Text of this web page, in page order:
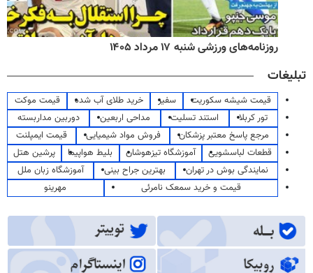
روزنامه‌های ورزشی شنبه ۱۷ مرداد ۱۴۰۵
تبلیغات
قیمت شیشه سکوریت سفیر خرید طلای آب شده
قیمت موکت
تور کربلا
استند تسلیت مداحی اربعین
دوربین مداربسته
مرجع پاسخ معتبر پزشکان
فروش مواد شیمیایی
قیمت ایمپلنت
قطعات لباسشویی
آموزشگاه تیزهوشان بلیط هواپیما
پرشین هتل
نمایندگی بوش در تهران
بهترین جراح بینی
آموزشگاه زبان ملل
قیمت و خرید سمعک نامرئی
مهرینو